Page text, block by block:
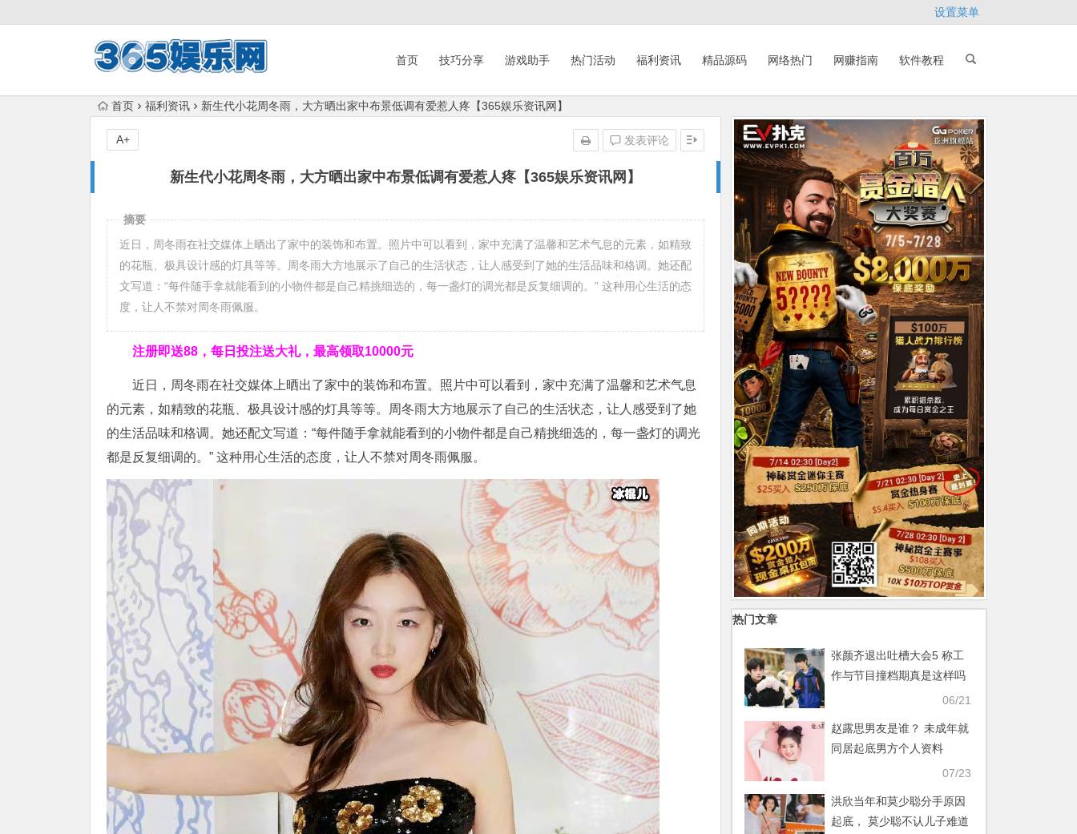
设置菜单
首页 技巧分享 游戏助手 热门活动 福利资讯 精品源码 网络热门 网赚指南 软件教程
首页 福利资讯 新生代小花周冬雨，大方晒出家中布景低调有爱惹人疼【365娱乐资讯网】
新生代小花周冬雨，大方晒出家中布景低调有爱惹人疼【365娱乐资讯网】
发表评论
A+
摘要
近日，周冬雨在社交媒体上晒出了家中的装饰和布置。照片中可以看到，家中充满了温馨和艺术气息的元素，如精致
的花瓶、极具设计感的灯具等等。周冬雨大方地展示了自己的生活状态，让人感受到了她的生活品味和格调。她还配
文写道：“每件随手拿就能看到的小物件都是自己精挑细选的，每一盏灯的调光都是反复细调的。” 这种用心生活的态
度，让人不禁对周冬雨佩服。
注册即送88， 每日投注送大礼，最高领取10000元
近日，周冬雨在社交媒体上晒出了家中的装饰和布置。照片中可以看到，家中充满了温馨和艺术气息
的元素，如精致的花瓶、极具设计感的灯具等等。周冬雨大方地展示了自己的生活状态，让人感受到了她
的生活品味和格调。她还配文写道：“每件随手拿就能看到的小物件都是自己精挑细选的，每一盏灯的调光
都是反复细调的。” 这种用心生活的态度，让人不禁对周冬雨佩服。
热门文章
张颜齐退出吐槽大会5 称工
作与节目撞档期真是这样吗
06/21
赵露思男友是谁？ 未成年就
同居起底男方个人资料
07/23
洪欣当年和莫少聪分手原因
起底， 莫少聪不认儿子难道